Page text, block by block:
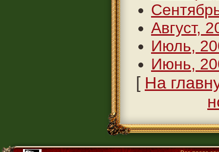
Август,
Июль,
Июнь,
[ На